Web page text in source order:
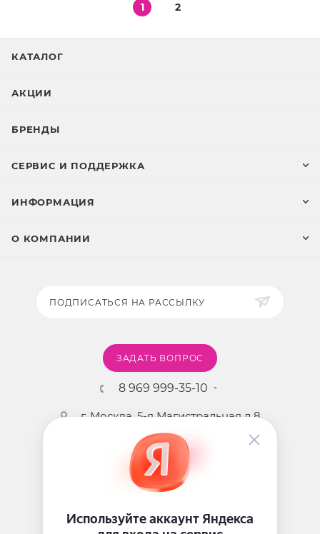
1 2
КАТАЛОГ
АКЦИИ
БРЕНДЫ
СЕРВИС И ПОДДЕРЖКА
ИНФОРМАЦИЯ
О КОМПАНИИ
ПОДПИСАТЬСЯ НА РАССЫЛКУ
ЗАДАТЬ ВОПРОС
8 969 999-35-10
г. Москва, 5-я Магистральная д.8